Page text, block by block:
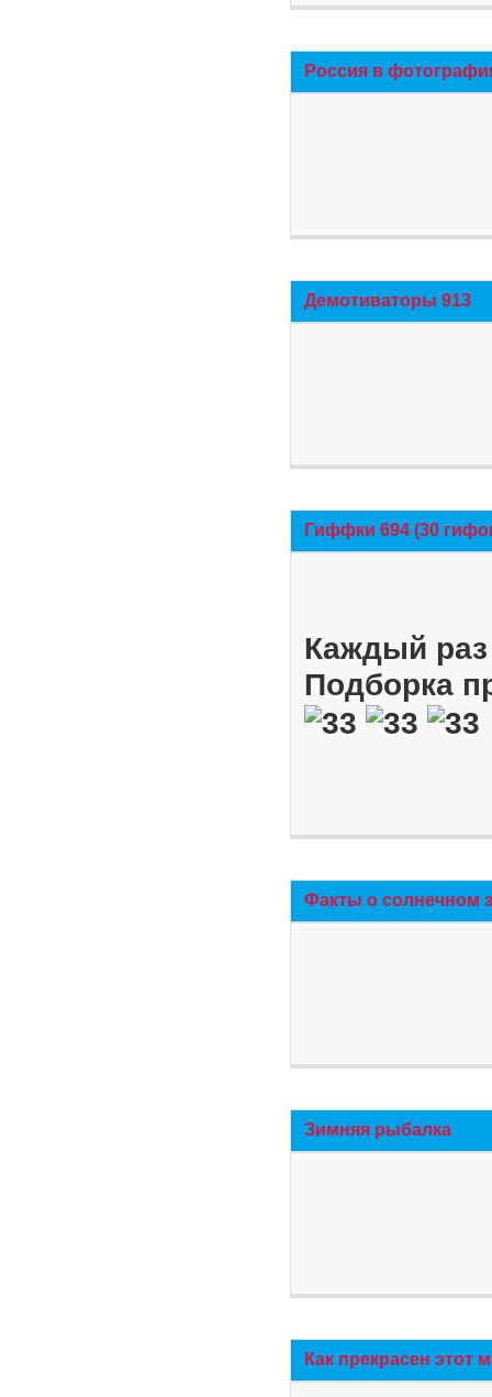
Россия в
Демотиваторы 913
Гиффки 694 (30
Каждый
Подборка
Факты о солнечном
Зимняя рыбалка
Как прекрасен этот